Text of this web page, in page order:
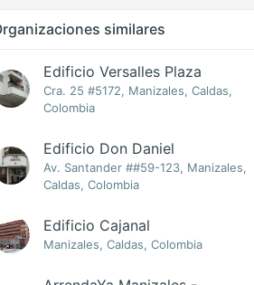
similares
Edificio Versalles Plaza
Cra. 25 #5172, Manizales, Caldas,
Colombia
Edificio Don Daniel
Av. Santander ##59-123, Manizales,
Caldas, Colombia
Edificio Cajanal
Manizales, Caldas, Colombia